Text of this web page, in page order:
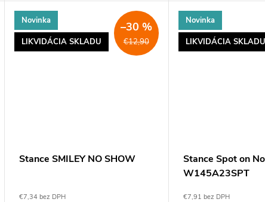
Novinka
LIKVIDÁCIA SKLADU
€12,90
–30 %
Stance SMILEY NO SHOW
€7,34 bez DPH
Novinka
LIKVIDÁCIA SKLADU
Stance Spot on
W145A23SPT
€7,91 bez DPH